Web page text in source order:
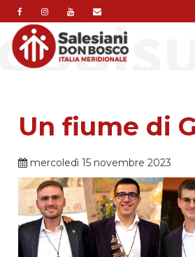
Un fiume di
mercoledì 15 novembre 2023